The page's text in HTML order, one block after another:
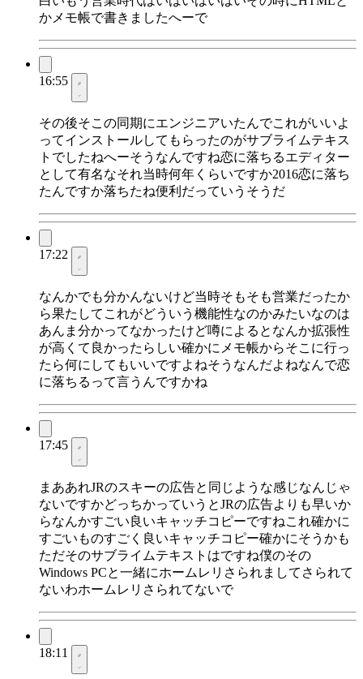
かメモ帳で書きましたへーで
16:55
その後そこの同期にエンジニアいたんでこれがいいよ
ってインストールしてもらったのがサブライムテキス
トでしたねへーそうなんですね恋に落ちるエディター
として有名なそれ当時何年くらいですか2016恋に落ち
たんですか落ちたね便利だっていうそうだ
17:22
なんかでも分かんないけど当時そもそも営業だったか
ら果たしてこれがどういう機能性なのかみたいなのは
あんま分かってなかったけど噂によるとなんか拡張性
が高くて良かったらしい確かにメモ帳からそこに行っ
たら何にしてもいいですよねそうなんだよねなんで恋
に落ちるって言うんですかね
17:45
まああれJRのスキーの広告と同じような感じなんじゃ
ないですかどっちかっていうとJRの広告よりも早いか
らなんかすごい良いキャッチコピーですねこれ確かに
すごいものすごく良いキャッチコピー確かにそうかも
ただそのサブライムテキストはですね僕のその
Windows PCと一緒にホームレリさられましてさられて
ないわホームレリさられてないで
18:11